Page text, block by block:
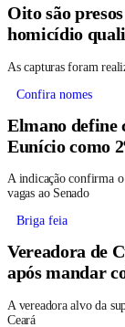
Oito são
homicídio
As capturas foram
Confira nomes
Elmano define
Eunício como
A indicação confirma
vagas ao Senado
Briga feia
Vereadora de
após mandar
A vereadora alvo da
Ceará